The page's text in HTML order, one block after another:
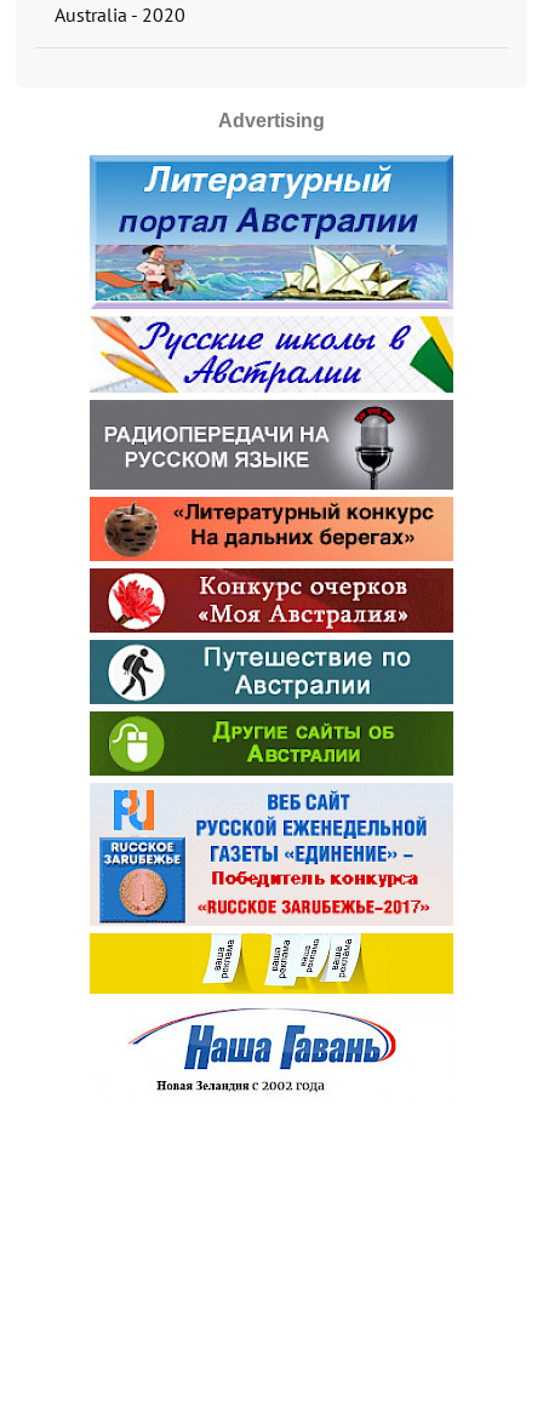
Australia - 2020
Advertising